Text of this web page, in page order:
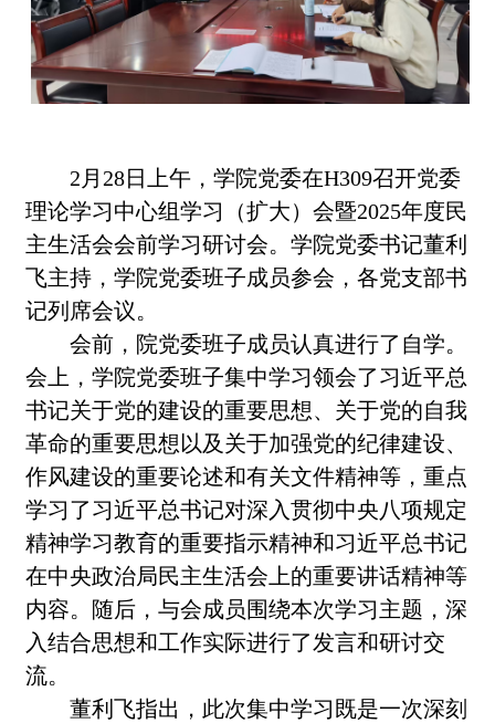
2月28日上午，学院党委在H309召开党委
理论学习中心组学习（扩大）会暨2025年度民
主生活会会前学习研讨会。学院党委书记董利
飞主持，学院党委班子成员参会，各党支部书
记列席会议。
会前，院党委班子成员认真进行了自学。
会上，学院党委班子集中学习领会了习近平总
书记关于党的建设的重要思想、关于党的自我
革命的重要思想以及关于加强党的纪律建设、
作风建设的重要论述和有关文件精神等，重点
学习了习近平总书记对深入贯彻中央八项规定
精神学习教育的重要指示精神和习近平总书记
在中央政治局民主生活会上的重要讲话精神等
内容。随后，与会成员围绕本次学习主题，深
入结合思想和工作实际进行了发言和研讨交
流。
董利飞指出，此次集中学习既是一次深刻